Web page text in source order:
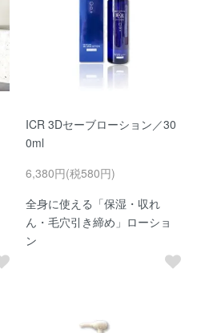
ICR 3Dセーブローション／30
0ml
6,380円(税580円)
全身に使える「保湿・収れ
ん・毛穴引き締め」ローショ
ン